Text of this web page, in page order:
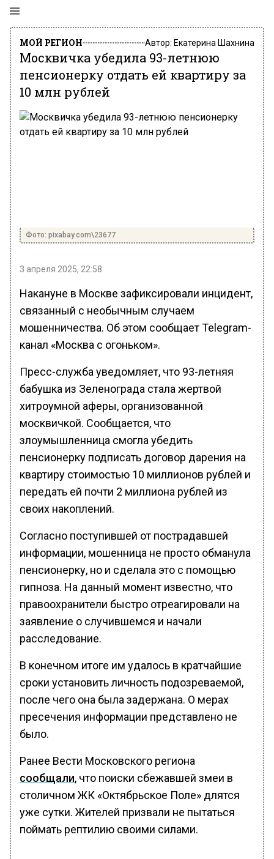
МОЙ РЕГИОН Автор: Екатерина Шахнина
Москвичка убедила 93-летнюю
пенсионерку отдать ей квартиру за
10 млн рублей
Фото: pixabay.com\23677
3 апреля 2025, 22:58
Накануне в Москве зафиксировали инцидент,
связанный с необычным случаем
мошенничества. Об этом сообщает Telegram-
канал «Москва с огоньком».
Пресс-служба уведомляет, что 93-летняя
бабушка из Зеленограда стала жертвой
хитроумной аферы, организованной
москвичкой. Сообщается, что
злоумышленница смогла убедить
пенсионерку подписать договор дарения на
квартиру стоимостью 10 миллионов рублей и
передать ей почти 2 миллиона рублей из
своих накоплений.
Согласно поступившей от пострадавшей
информации, мошенница не просто обманула
пенсионерку, но и сделала это с помощью
гипноза. На данный момент известно, что
правоохранители быстро отреагировали на
заявление о случившемся и начали
расследование.
В конечном итоге им удалось в кратчайшие
сроки установить личность подозреваемой,
после чего она была задержана. О мерах
пресечения информации представлено не
было.
Ранее Вести Московского региона
сообщали, что поиски сбежавшей змеи в
столичном ЖК «Октябрьское Поле» длятся
уже сутки. Жителей призвали не пытаться
поймать рептилию своими силами.